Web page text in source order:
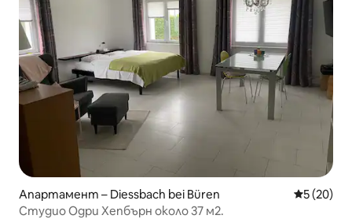
Апартамент – Diessbach bei Büren Средна
5 (20)
Студио Одри Хепбърн около 37 м2.